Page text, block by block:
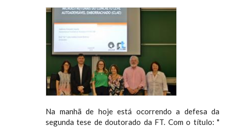
Na manhã de hoje está ocorrendo a defesa da
segunda tese de doutorado da FT. Com o título: "